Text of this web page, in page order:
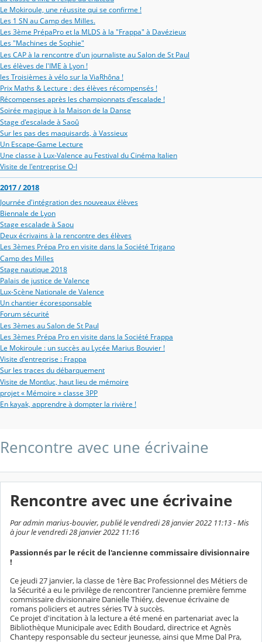
Le Mokiroule, une réussite qui se confirme !
Les 1 SN au Camp des Milles.
Les 3ème PrépaPro et la MLDS à la "Frappa" à Davézieux
Les "Machines de Sophie"
Les CAP à la rencontre d'un journaliste au Salon de St Paul
Les élèves de l'IME à Lyon !
les Troisièmes à vélo sur la ViaRhôna !
Prix Maths & Lecture : des élèves récompensés !
Récompenses après les championnats d'escalade !
Soirée magique à la Maison de la Danse
Stage d'escalade à Saoû
Sur les pas des maquisards, à Vassieux
Un Escape-Game Lecture
Une classe à Lux-Valence au Festival du Cinéma Italien
Visite de l'entreprise O-I
2017 / 2018
Journée d'intégration des nouveaux élèves
Biennale de Lyon
Stage escalade à Saou
Deux écrivains à la rencontre des élèves
Les 3èmes Prépa Pro en visite dans la Société Trigano
Camp des Milles
Stage nautique 2018
Palais de justice de Valence
Lux-Scène Nationale de Valence
Un chantier écoresponsable
Forum sécurité
Les 3èmes au Salon de St Paul
Les 3èmes Prépa Pro en visite dans la Société Frappa
Le Mokiroule : un succès au Lycée Marius Bouvier !
Visite d'entreprise : Frappa
Sur les traces du débarquement
Visite de Montluc, haut lieu de mémoire
projet « Mémoire » classe 3PP
En kayak, apprendre à dompter la rivière !
Rencontre avec une écrivaine
Rencontre avec une écrivaine
Par admin marius-bouvier, publié le vendredi 28 janvier 2022 11:13 - Mis
à jour le vendredi 28 janvier 2022 11:16
Passionnés par le récit de l'ancienne commissaire divisionnaire
!
Ce jeudi 27 janvier, la classe de 1ère Bac Professionnel des Métiers de
la Sécurité a eu le privilège de rencontrer l'ancienne première femme
commissaire divisionnaire Danielle Thiéry, devenue écrivaine de
romans policiers et autres séries TV à succès.
Ce projet d'incitation à la lecture a été mené en partenariat avec la
Bibliothèque Municipale avec Edith Boudard, directrice et Agnès
Chantepy responsable du secteur jeunesse, ainsi que Mme Dal Pra,